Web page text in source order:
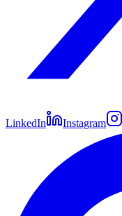
LinkedIn Instagram